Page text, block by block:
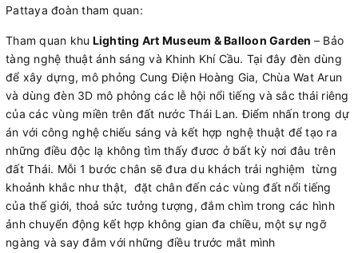
Pattaya đoàn tham quan:
Tham quan khu Lighting Art Museum & Balloon Garden – Bảo
tàng nghệ thuật ánh sáng và Khinh Khí Cầu. Tại đây đèn dùng
để xây dựng, mô phỏng Cung Điện Hoàng Gia, Chùa Wat Arun
và dùng đèn 3D mô phỏng các lễ hội nổi tiếng và sắc thái riêng
của các vùng miền trên đất nước Thái Lan. Điểm nhấn trong dự
án với công nghệ chiếu sáng và kết hợp nghệ thuật để tạo ra
những điều độc lạ không tìm thấy đươc ở bất kỳ nơi đâu trên
đất Thái. Mỗi 1 bước chân sẽ đưa du khách trải nghiệm từng
khoảnh khắc như thật, đặt chân đến các vùng đất nổi tiếng
của thế giới, thoả sức tưởng tượng, đắm chìm trong các hình
ảnh chuyển động kết hợp không gian đa chiều, một sự ngỡ
ngàng và say đắm với những điều trước mắt mình